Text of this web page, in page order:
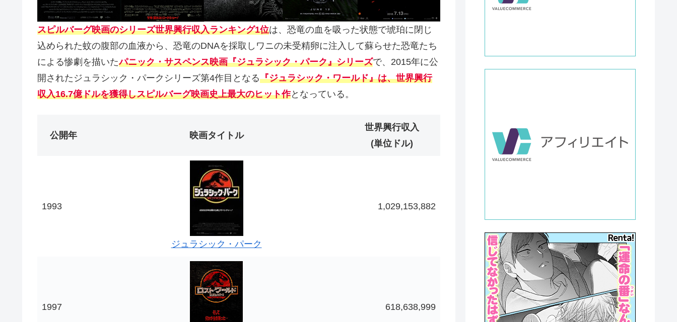
スピルバーグ映画のシリーズ世界興行収入ランキング1位は、恐竜の血を吸った状態で琥珀に閉じ
込められた蚊の腹部の血液から、恐竜のDNAを採取しワニの未受精卵に注入して蘇らせた恐竜たち
による惨劇を描いたパニック・サスペンス映画『ジュラシック・パーク』シリーズで、2015年に公
開されたジュラシック・パークシリーズ第4作目となる『ジュラシック・ワールド』は、世界興行
収入16.7億ドルを獲得しスピルバーグ映画史上最大のヒット作となっている。
公開年 映画タイトル
世界興行収入
(単位ドル)
1993
ジュラシック・パーク
1,029,153,882
1997 618,638,999